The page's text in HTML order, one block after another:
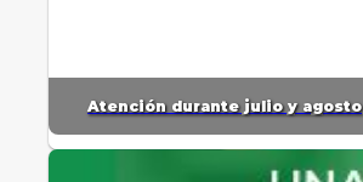
Atención durante julio y agosto